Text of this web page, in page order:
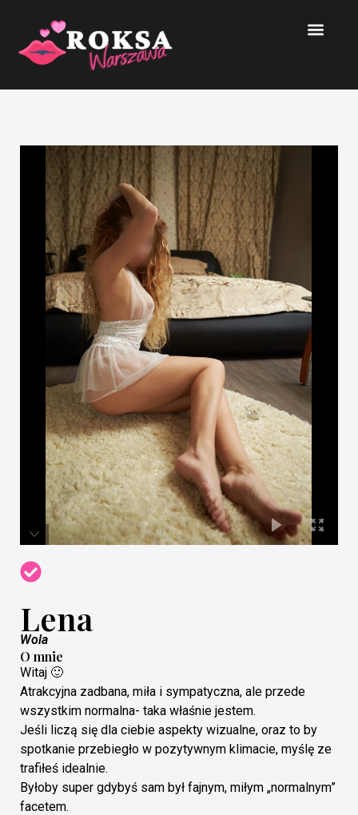
Lena
Wola
O mnie
Witaj 🙂
Atrakcyjna zadbana, miła i sympatyczna, ale przede
wszystkim normalna- taka właśnie jestem.
Jeśli liczą się dla ciebie aspekty wizualne, oraz to by
spotkanie przebiegło w pozytywnym klimacie, myślę ze
trafiłeś idealnie.
Byłoby super gdybyś sam był fajnym, miłym „normalnym”
facetem.